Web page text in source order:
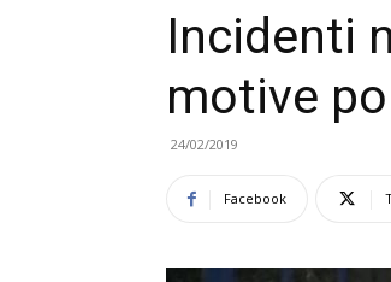
Incidenti
motive
24/02/2019
Facebook